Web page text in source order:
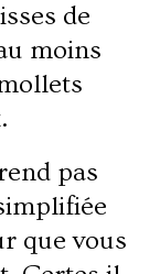
de
moins
pas
que vous